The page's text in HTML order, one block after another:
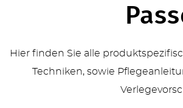
Hier finden Sie alle
Techniken, sowie